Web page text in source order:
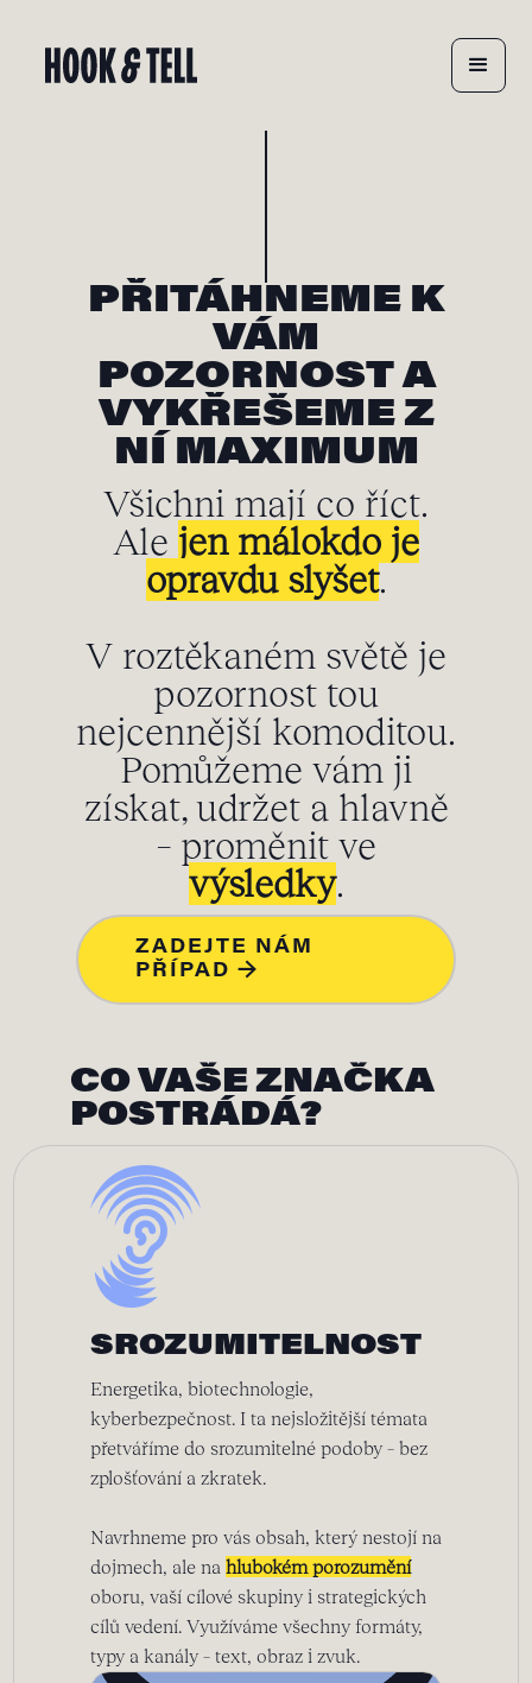
PŘITÁHNEME K
VÁM
POZORNOST A
VYKŘEŠEME Z
NÍ MAXIMUM
Všichni mají co říct.
Ale jen málokdo je
opravdu slyšet.
V roztěkaném světě je
pozornost tou
nejcennější komoditou.
Pomůžeme vám ji
získat, udržet a hlavně
– proměnit ve
výsledky.
ZADEJTE NÁM
PŘÍPAD →
CO VAŠE ZNAČKA
POSTRÁDÁ?
SROZUMITELNOST
Energetika, biotechnologie,
kyberbezpečnost. I ta nejsložitější témata
přetváříme do srozumitelné podoby – bez
zplošťování a zkratek.
Navrhneme pro vás obsah, který nestojí na
dojmech, ale na hlubokém porozumění
oboru, vaší cílové skupiny i strategických
cílů vedení. Využíváme všechny formáty,
typy a kanály – text, obraz i zvuk.